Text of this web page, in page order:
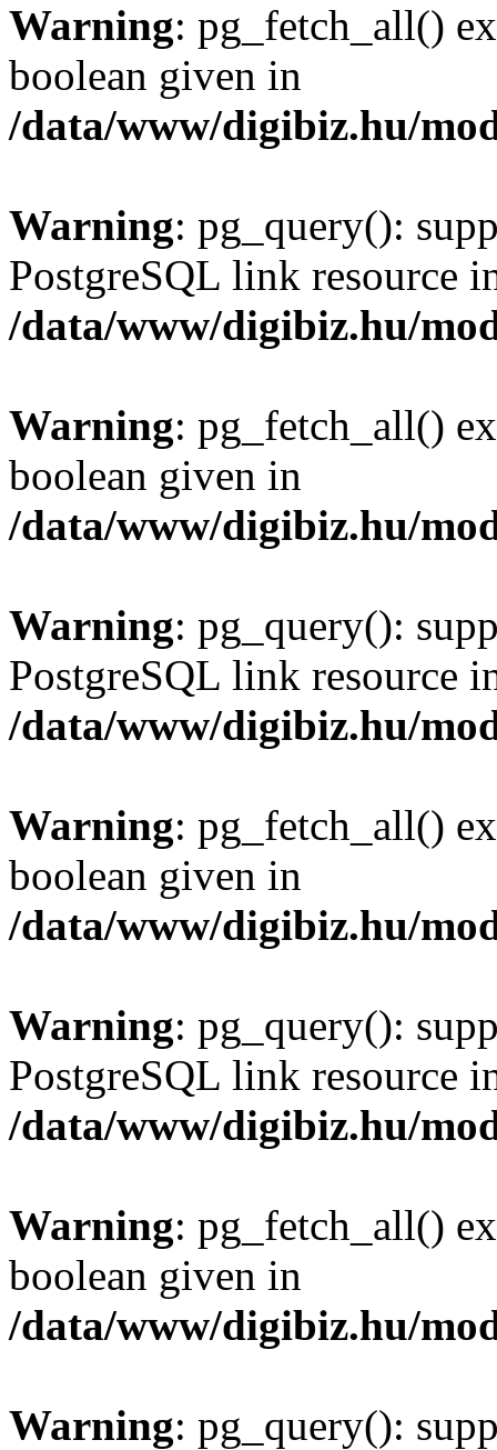
Warning: pg_fetch_all()
boolean given in
/data/www/digibiz.hu/
Warning: pg_query():
PostgreSQL link resource
/data/www/digibiz.hu/
Warning: pg_fetch_all()
boolean given in
/data/www/digibiz.hu/
Warning: pg_query():
PostgreSQL link resource
/data/www/digibiz.hu/
Warning: pg_fetch_all()
boolean given in
/data/www/digibiz.hu/
Warning: pg_query():
PostgreSQL link resource
/data/www/digibiz.hu/
Warning: pg_fetch_all()
boolean given in
/data/www/digibiz.hu/
Warning: pg_query():